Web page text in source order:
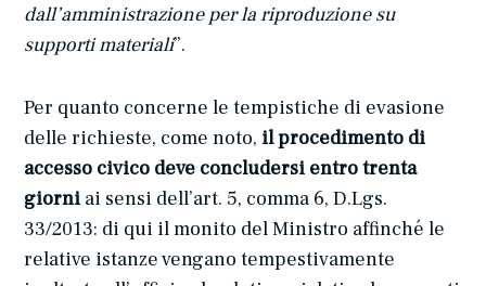
dall’amministrazione per la riproduzione su
supporti materiali”.
Per quanto concerne le tempistiche di evasione
delle richieste, come noto, il procedimento di
accesso civico deve concludersi entro trenta
giorni ai sensi dell’art. 5, comma 6, D.Lgs.
33/2013: di qui il monito del Ministro affinché le
relative istanze vengano tempestivamente